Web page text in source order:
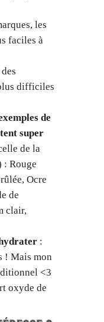
les
faciles à
difficiles
de
super
de la
: Rouge
Ocre
de
clair,
:
! Mais mon
<3
oxyde de